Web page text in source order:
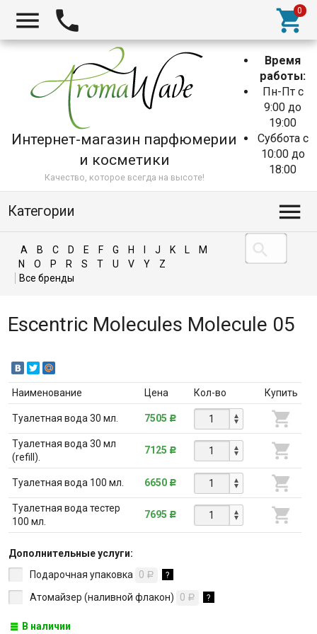
Интернет-магазин парфюмерии
и косметики
Качество, которое всегда на высоте!
Время
работы:
Пн-Пт с
9:00 до
19:00
Суббота с
10:00 до
18:00
Категории
A B C D E F G H J K L
M
N
O P R S T U V Y Z
Escentric Molecules Molecule 05
Наименование Цена Кол-во Купить
Туалетная вода 30 мл. 7505 Р
Туалетная вода 30 мл
(refill).
7125 Р
Туалетная вода 100 мл. 6650 Р
Туалетная вода тестер
100 мл.
7695 Р
Дополнительные услуги:
Подарочная упаковка 0 Р ?
Атомайзер (наливной флакон) 0 Р ?
В наличии